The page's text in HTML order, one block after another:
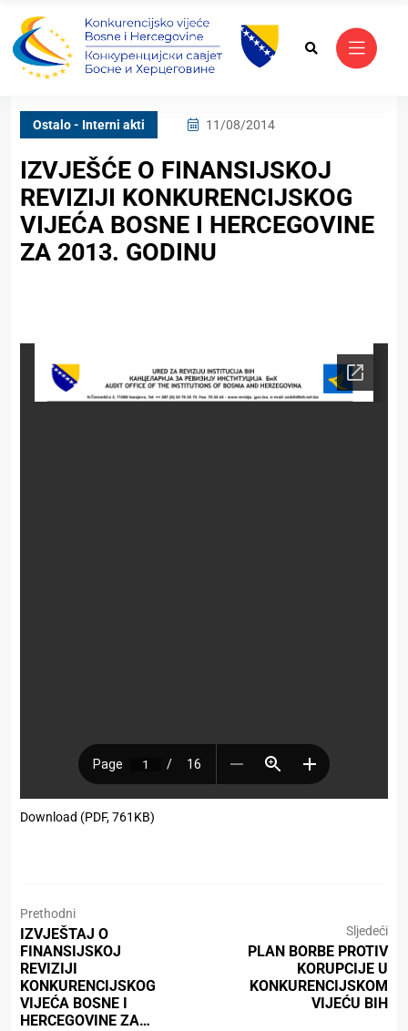
Ostalo - Interni akti 11/08/2014
IZVJEŠĆE O FINANSIJSKOJ
REVIZIJI KONKURENCIJSKOG
VIJEĆA BOSNE I HERCEGOVINE
ZA 2013. GODINU
Download (PDF, 761KB)
Prethodni
IZVJEŠTAJ O
FINANSIJSKOJ
REVIZIJI
KONKURENCIJSKOG
VIJEĆA BOSNE I
HERCEGOVINE ZA…
Sljedeći
PLAN BORBE PROTIV
KORUPCIJE U
KONKURENCIJSKOM
VIJEĆU BIH